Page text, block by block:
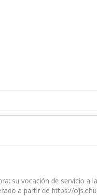
su vocación de servicio a
a partir de https://